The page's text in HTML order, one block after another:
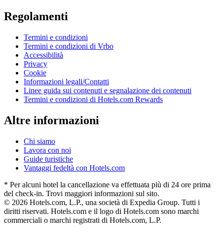
Regolamenti
Termini e condizioni
Termini e condizioni di Vrbo
Accessibilità
Privacy
Cookie
Informazioni legali/Contatti
Linee guida sui contenuti e segnalazione dei contenuti
Termini e condizioni di Hotels.com Rewards
Altre informazioni
Chi siamo
Lavora con noi
Guide turistiche
Vantaggi fedeltà con Hotels.com
* Per alcuni hotel la cancellazione va effettuata più di 24 ore prima
del check-in. Trovi maggiori informazioni sul sito.
© 2026 Hotels.com, L.P., una società di Expedia Group. Tutti i
diritti riservati. Hotels.com e il logo di Hotels.com sono marchi
commerciali o marchi registrati di Hotels.com, L.P.